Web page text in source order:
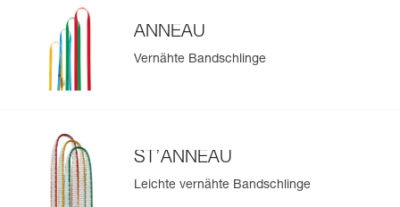
ANNEAU
Vernähte Bandschlinge
ST’ANNEAU
Leichte vernähte Bandschlinge